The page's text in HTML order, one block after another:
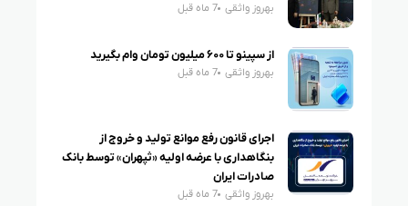
بهروز واثقی 7 ماه قبل
از سپینو تا ۶۰۰ میلیون تومان وام بگیرید
بهروز واثقی 7 ماه قبل
اجرای قانون رفع موانع تولید و خروج از
بنگاهداری با عرضه اولیه «ثپهران» توسط بانک
صادرات ایران
بهروز واثقی 7 ماه قبل